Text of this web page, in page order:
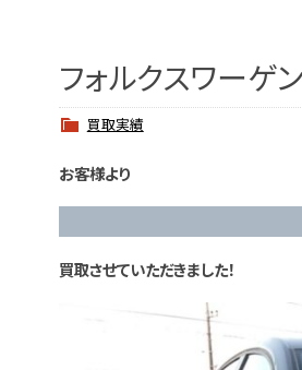
フォルクスワー
買取実績
お客様より
買取させていただきました！